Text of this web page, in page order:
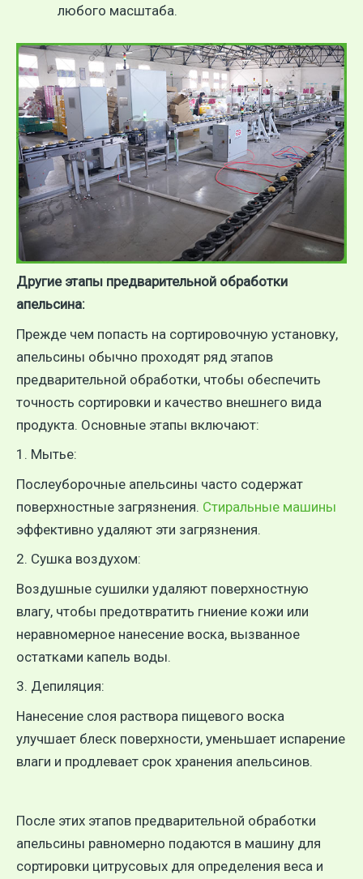
любого масштаба.
Другие этапы предварительной обработки
апельсина:
Прежде чем попасть на сортировочную установку,
апельсины обычно проходят ряд этапов
предварительной обработки, чтобы обеспечить
точность сортировки и качество внешнего вида
продукта. Основные этапы включают:
1. Мытье:
Послеуборочные апельсины часто содержат
поверхностные загрязнения. Стиральные машины
эффективно удаляют эти загрязнения.
2. Сушка воздухом:
Воздушные сушилки удаляют поверхностную
влагу, чтобы предотвратить гниение кожи или
неравномерное нанесение воска, вызванное
остатками капель воды.
3. Депиляция:
Нанесение слоя раствора пищевого воска
улучшает блеск поверхности, уменьшает испарение
влаги и продлевает срок хранения апельсинов.
После этих этапов предварительной обработки
апельсины равномерно подаются в машину для
сортировки цитрусовых для определения веса и